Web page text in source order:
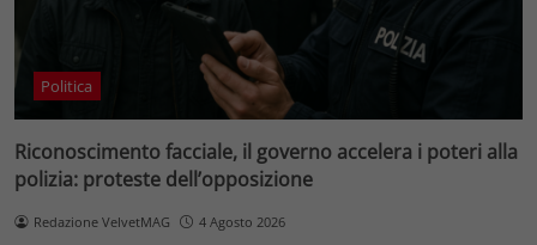
Politica
Riconoscimento facciale, il governo accelera i poteri alla
polizia: proteste dell’opposizione
Redazione VelvetMAG 4 Agosto 2026